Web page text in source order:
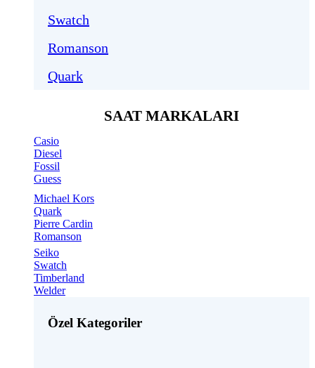
Swatch
Romanson
Quark
SAAT MARKALARI
Casio
Diesel
Fossil
Guess
Michael Kors
Quark
Pierre Cardin
Romanson
Seiko
Swatch
Timberland
Welder
Özel Kategoriler